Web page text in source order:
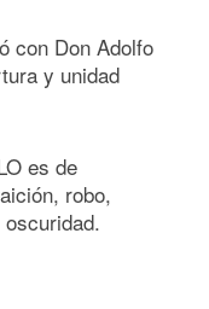
con Don Adolfo
y unidad
es de
robo,